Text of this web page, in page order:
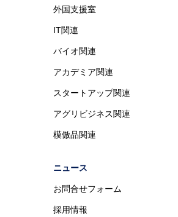
外国支援室
IT関連
バイオ関連
アカデミア関連
スタートアップ関連
アグリビジネス関連
模倣品関連
ニュース
お問合せフォーム
採用情報